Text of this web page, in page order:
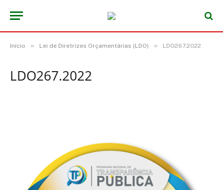
Início » Lei de Diretrizes Orçamentárias (LDO) » LDO267.2022
LDO267.2022